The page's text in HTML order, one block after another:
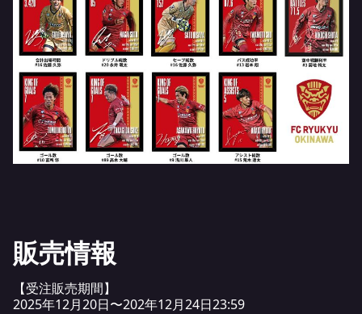
販売情報
【受注販売期間】
2025年12月20日〜202年12月24日23:59